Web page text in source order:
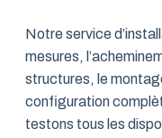
Notre service
mesures,
structures, le
configuration
testons tous les